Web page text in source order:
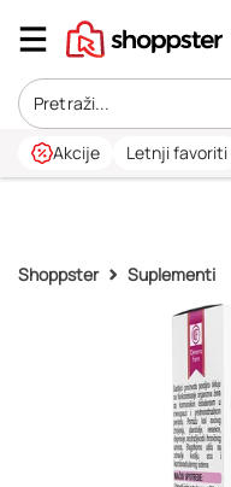
Akcije Letnji favoriti
Shoppster Suplementi